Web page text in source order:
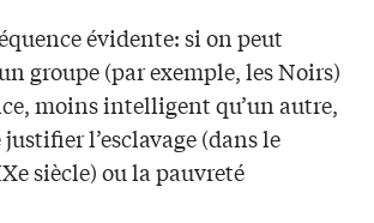
évidente: si on peut
groupe (par exemple, les Noirs)
moins intelligent qu’un autre,
l’esclavage (dans le
siècle) ou la pauvreté